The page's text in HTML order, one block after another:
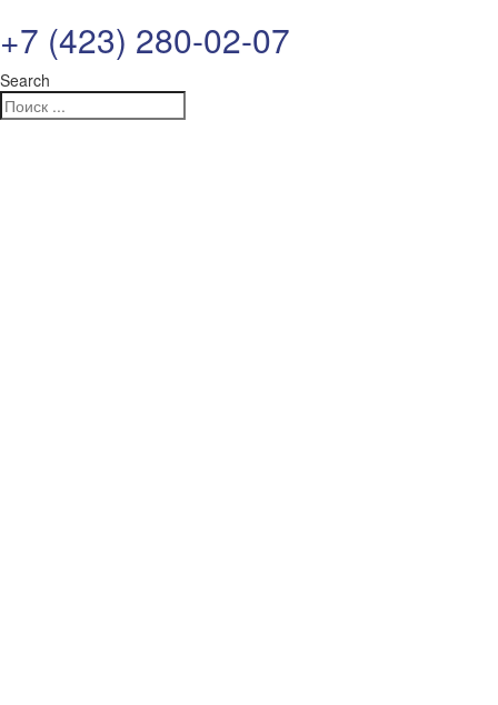
+7 (423) 280-02-07
Search